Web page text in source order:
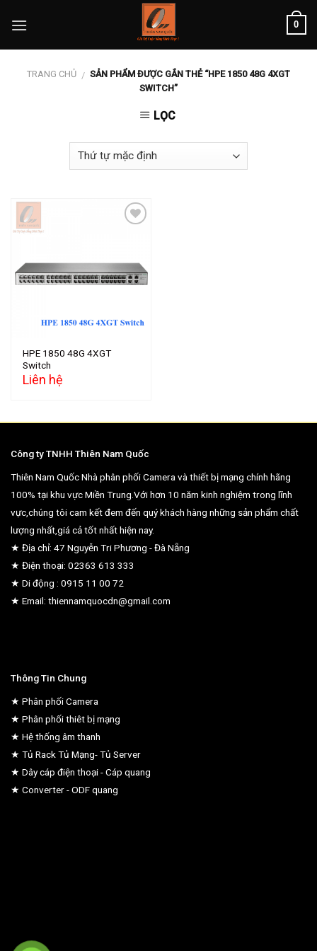
0
TRANG CHỦ / SẢN PHẨM ĐƯỢC GẮN THẺ “HPE 1850 48G 4XGT
SWITCH”
LỌC
wishlist
HPE 1850 48G 4XGT
Switch
Liên hệ
Công ty TNHH Thiên Nam Quốc
Thiên Nam Quốc Nhà phân phối Camera và thiết bị mạng chính hãng
100% tại khu vực Miền Trung.Với hơn 10 năm kinh nghiệm trong lĩnh
vực,chúng tôi cam kết đem đến quý khách hàng những sản phẩm chất
lượng nhất,giá cả tốt nhất hiện nay.
★ Địa chỉ: 47 Nguyễn Tri Phương - Đà Nẵng
★ Điện thoại: 02363 613 333
★ Di động : 0915 11 00 72
★ Email: thiennamquocdn@gmail.com
Thông Tin Chung
★ Phân phối Camera
★ Phân phối thiêt bị mạng
★ Hệ thống âm thanh
★ Tủ Rack Tủ Mạng- Tủ Server
★ Dây cáp điện thoại - Cáp quang
★ Converter - ODF quang